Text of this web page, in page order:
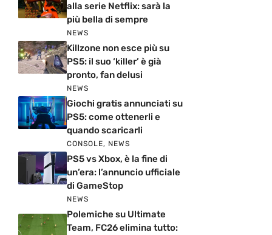
alla serie Netflix: sarà la
più bella di sempre
NEWS
Killzone non esce più su
PS5: il suo ‘killer’ è già
pronto, fan delusi
NEWS
Giochi gratis annunciati su
PS5: come ottenerli e
quando scaricarli
CONSOLE, NEWS
PS5 vs Xbox, è la fine di
un’era: l’annuncio ufficiale
di GameStop
NEWS
Polemiche su Ultimate
Team, FC26 elimina tutto: